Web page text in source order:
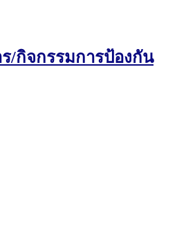
/กิจกรรมการป้องกัน